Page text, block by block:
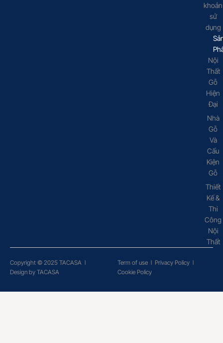
khoản
sử
dụng
Nội
Thất
Gỗ
Hiện
Đại
Nhà
Gỗ
Và
Cấu
Kiện
Gỗ
Thiết
Kế &
Thi
Công
Nội
Thất
Copyright © 2025 TACASA l
Design by TACASA
Term of use l Privacy Policy l
Cookie Policy